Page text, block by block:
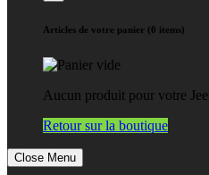
Articles de votre panier (0 items)
Aucun produit pour votre
Retour sur la boutique
Close Menu